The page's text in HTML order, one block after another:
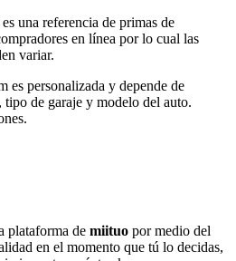
una referencia de primas de
en línea por lo cual las
variar.
es personalizada y depende de
tipo de garaje y modelo del auto.
plataforma de miituo por medio del
en el momento que tú lo decidas,